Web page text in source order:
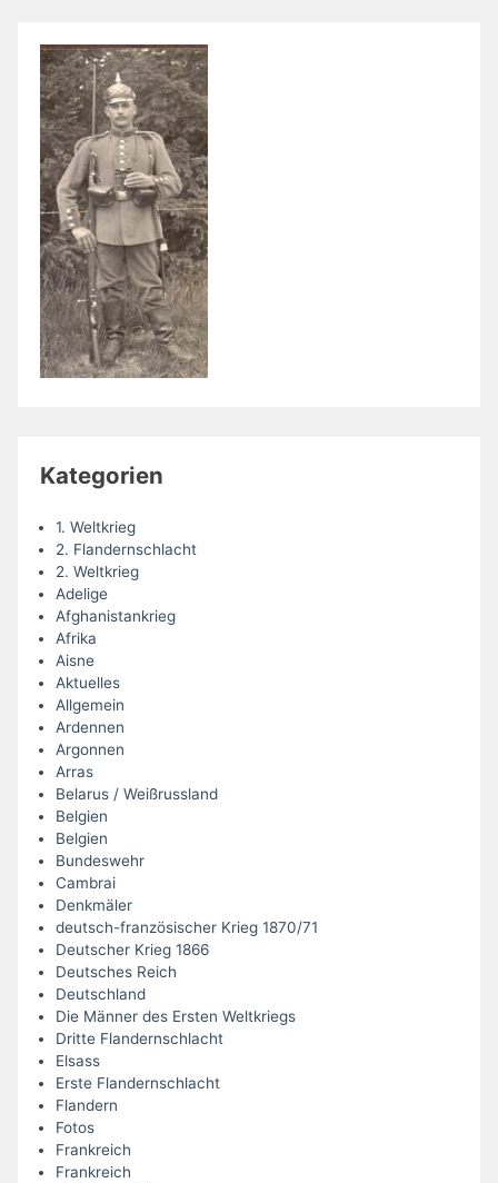
Kategorien
1. Weltkrieg
2. Flandernschlacht
2. Weltkrieg
Adelige
Afghanistankrieg
Afrika
Aisne
Aktuelles
Allgemein
Ardennen
Argonnen
Arras
Belarus / Weißrussland
Belgien
Belgien
Bundeswehr
Cambrai
Denkmäler
deutsch-französischer Krieg 1870/71
Deutscher Krieg 1866
Deutsches Reich
Deutschland
Die Männer des Ersten Weltkriegs
Dritte Flandernschlacht
Elsass
Erste Flandernschlacht
Flandern
Fotos
Frankreich
Frankreich